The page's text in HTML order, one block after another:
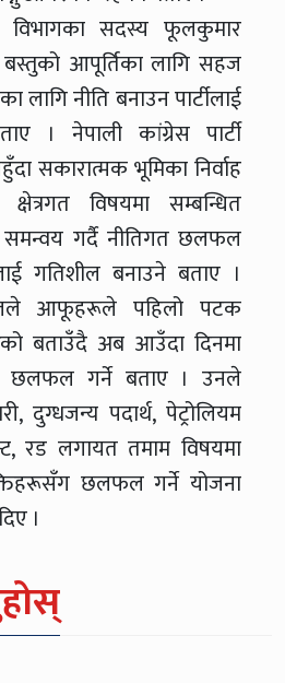
विभागका सदस्य फूलकुमार
आपूर्तिका लागि सहज
नीति बनाउन पार्टीलाई
। नेपाली कांग्रेस पार्टी
सकारात्मक भूमिका निर्वाह
विषयमा सम्बन्धित
समन्वय गर्दै नीतिगत छलफल
गतिशील बनाउने बताए ।
आफूहरूले पहिलो पटक
बताउँदै अब आउँदा दिनमा
छलफल गर्ने बताए । उनले
पदार्थ, पेट्रोलियम
रड लगायत तमाम विषयमा
छलफल गर्ने योजना
।